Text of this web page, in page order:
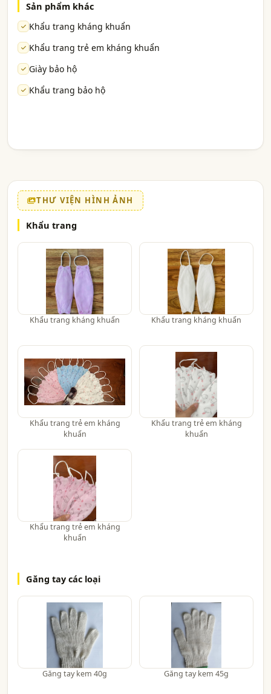
Sản phẩm khác
Khẩu trang kháng khuẩn
Khẩu trang trẻ em kháng khuẩn
Giày bảo hộ
Khẩu trang bảo hộ
THƯ VIỆN HÌNH ẢNH
Khẩu trang
Khẩu trang kháng khuẩn Khẩu trang kháng khuẩn
Khẩu trang trẻ em kháng
khuẩn
Khẩu trang trẻ em kháng
khuẩn
Khẩu trang trẻ em kháng
khuẩn
Găng tay các loại
Găng tay kem 40g Găng tay kem 45g